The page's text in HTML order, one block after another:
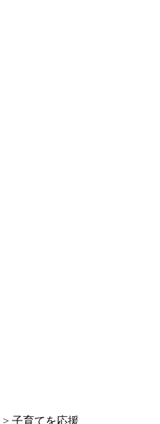
> 子育てを応援